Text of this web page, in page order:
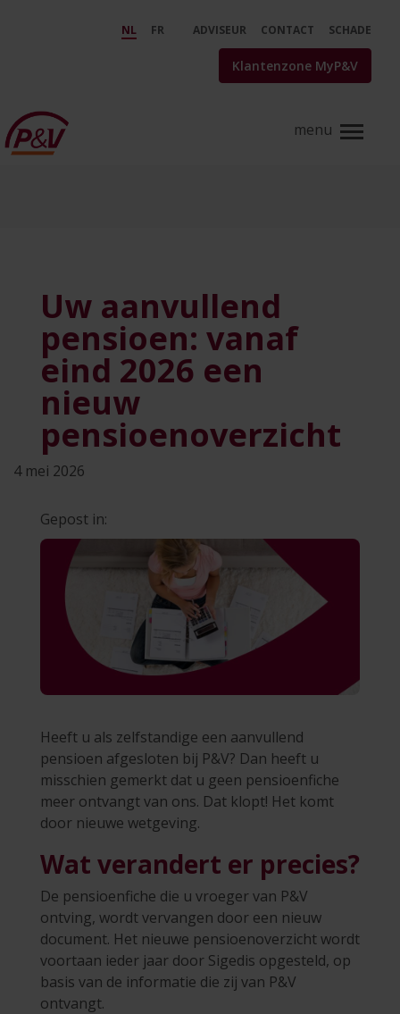
Uw aanvullend pensioen: vanaf
NL FR ADVISEUR CONTACT SCHADE
Klantenzone MyP&V
Uw aanvullend
pensioen: vanaf
eind 2026 een
nieuw
pensioenoverzicht
4 mei 2026
Gepost in:
Heeft u als zelfstandige een aanvullend
pensioen afgesloten bij P&V? Dan heeft u
misschien gemerkt dat u geen pensioenfiche
meer ontvangt van ons. Dat klopt! Het komt
door nieuwe wetgeving.
Wat verandert er precies?
De pensioenfiche die u vroeger van P&V
ontving, wordt vervangen door een nieuw
document. Het nieuwe pensioenoverzicht wordt
voortaan ieder jaar door Sigedis opgesteld, op
basis van de informatie die zij van P&V
ontvangt.